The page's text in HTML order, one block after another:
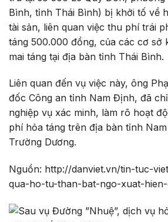
Bình, tỉnh Thái Bình) bị khởi tố về
tài sản, liên quan việc thu phí trái
táng 500.000 đồng, của các cơ sở
mai táng tại địa bàn tỉnh Thái Bình.
Liên quan đến vụ việc này, ông
đốc Công an tỉnh Nam Định, đã
nghiệp vụ xác minh, làm rõ hoạt
phí hỏa táng trên địa bàn tỉnh
Trường Dương.
Nguồn: http://danviet.vn/tin-tuc-
qua-ho-tu-than-bat-ngo-xuat-